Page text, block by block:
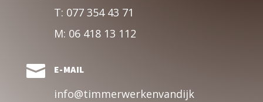
T: 077 354 43 71
M: 06 418 13 112
 E-MAIL
info@timmerwerkenvandijk